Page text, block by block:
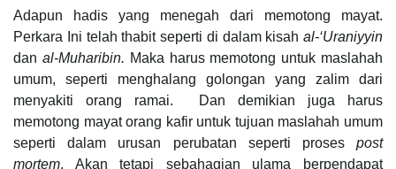
Adapun hadis yang menegah dari memotong mayat.
Perkara Ini telah thabit seperti di dalam kisah al-‘Uraniyyin
dan al-Muharibin. Maka harus memotong untuk maslahah
umum, seperti menghalang golongan yang zalim dari
menyakiti orang ramai. Dan demikian juga harus
memotong mayat orang kafir untuk tujuan maslahah umum
seperti dalam urusan perubatan seperti proses post
mortem. Akan tetapi sebahagian ulama berpendapat